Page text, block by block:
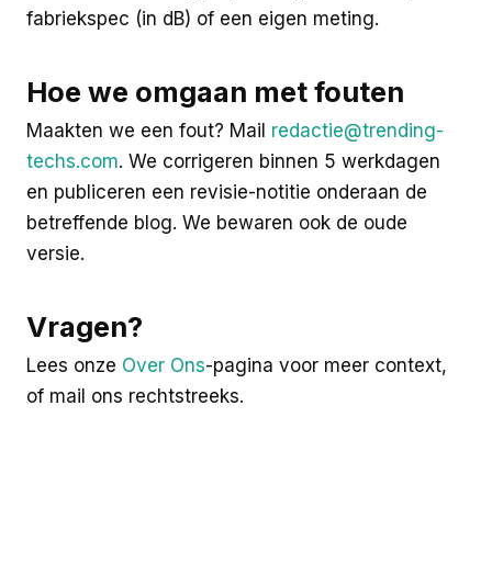
fabriekspec (in dB) of een eigen meting.
Hoe we omgaan met fouten
Maakten we een fout? Mail redactie@trending-
techs.com. We corrigeren binnen 5 werkdagen
en publiceren een revisie-notitie onderaan de
betreffende blog. We bewaren ook de oude
versie.
Vragen?
Lees onze Over Ons-pagina voor meer context,
of mail ons rechtstreeks.